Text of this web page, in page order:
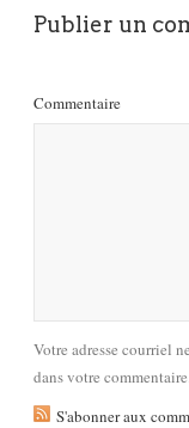
Publier un
Commentaire
Votre adresse courriel
dans votre
S'abonner aux